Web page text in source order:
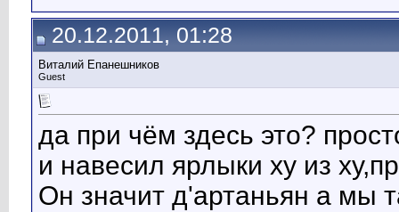
20.12.2011, 01:28
Виталий Епанешников
Guest
да при чём здесь это?
и навесил ярлыки ху из
Он значит д'артаньян а мы